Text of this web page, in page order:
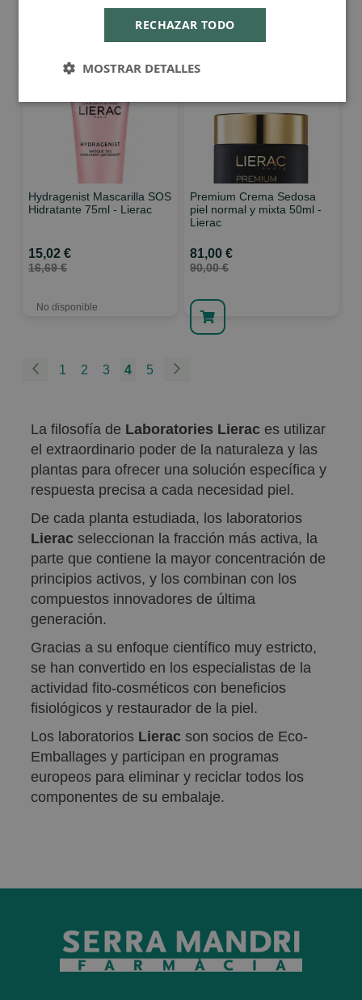
La filosofía de Laboratories Lieraces utilizar
el extraordinario poder de la naturaleza y las
plantas para ofrecer una solución específica y
respuesta precisa a cada necesidad piel.
De cada planta estudiada, los laboratorios
Lieracseleccionan la fracción más activa, la
parte que contiene la mayor concentración de
principios activos, y los combinan con los
compuestos innovadores de última
generación.
Gracias a su enfoque científico muy estricto,
se han convertido en los especialistas de la
actividad fito-cosméticos con beneficios
fisiológicos y restaurador de la piel.
Los laboratorios Lieracson socios de Eco-
Emballages y participan en programas
europeos para eliminar y reciclar todos los
componentes de su embalaje.
Hydragenist Mascarilla SOS
Hidratante 75ml - Lierac
15,02 €
16,69 €
No disponible
Premium Crema Sedosa
piel normal y mixta 50ml -
Lierac
81,00 €
90,00 €
Página
Página
PreviousPágina
1 Página
2 Página
3
You're
page
4 Página
5
RECHAZAR TODO
MOSTRAR DETALLES